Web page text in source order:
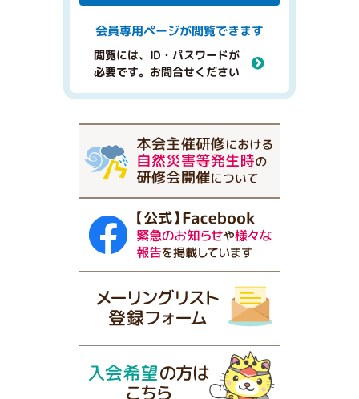
会員専用ページが閲覧できます
閲覧には、ID・パスワードが
必要です。お問合せください